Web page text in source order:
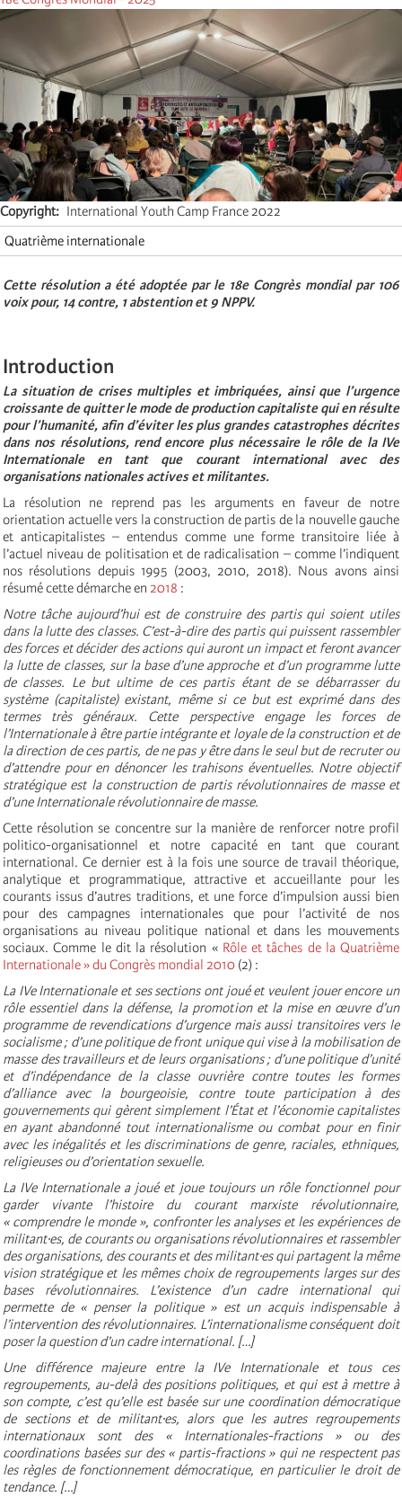
Copyright
International Youth Camp France 2022
Quatrième internationale
Cette résolution a été adoptée par le 18e Congrès mondial par 106
voix pour, 14 contre, 1 abstention et 9 NPPV.
Introduction
La situation de crises multiples et imbriquées, ainsi que l’urgence
croissante de quitter le mode de production capitaliste qui en résulte
pour l’humanité, afin d’éviter les plus grandes catastrophes décrites
dans nos résolutions, rend encore plus nécessaire le rôle de la IVe
Internationale en tant que courant international avec des
organisations nationales actives et militantes.
La résolution ne reprend pas les arguments en faveur de notre
orientation actuelle vers la construction de partis de la nouvelle gauche
et anticapitalistes – entendus comme une forme transitoire liée à
l’actuel niveau de politisation et de radicalisation – comme l’indiquent
nos résolutions depuis 1995 (2003, 2010, 2018). Nous avons ainsi
résumé cette démarche en 2018 :
Notre tâche aujourd’hui est de construire des partis qui soient utiles
dans la lutte des classes. C’est-à-dire des partis qui puissent rassembler
des forces et décider des actions qui auront un impact et feront avancer
la lutte de classes, sur la base d’une approche et d’un programme lutte
de classes. Le but ultime de ces partis étant de se débarrasser du
système (capitaliste) existant, même si ce but est exprimé dans des
termes très généraux. Cette perspective engage les forces de
l’Internationale à être partie intégrante et loyale de la construction et de
la direction de ces partis, de ne pas y être dans le seul but de recruter ou
d’attendre pour en dénoncer les trahisons éventuelles. Notre objectif
stratégique est la construction de partis révolutionnaires de masse et
d’une Internationale révolutionnaire de masse.
Cette résolutionse concentre sur la manière de renforcer notre profil
politico-organisationnel et notre capacité en tant que courant
international. Ce dernier est à la fois une source de travail théorique,
analytique et programmatique, attractive et accueillante pour les
courants issus d’autres traditions, et une force d’impulsion aussi bien
pour des campagnes internationales que pour l’activité de nos
organisations au niveau politique national et dans les mouvements
sociaux. Comme le dit la résolution « Rôle et tâches de la Quatrième
Internationale » du Congrès mondial 2010 (2) :
La IVe Internationale et ses sections ont joué et veulent jouer encore un
rôle essentiel dans la défense, la promotion et la mise en œuvre d’un
programme de revendications d’urgence mais aussi transitoires vers le
socialisme ; d’une politique de front unique qui vise à la mobilisation de
masse des travailleurs et de leurs organisations ; d’une politique d’unité
et d’indépendance de la classe ouvrière contre toutes les formes
d’alliance avec la bourgeoisie, contre toute participation à des
gouvernements qui gèrent simplement l’État et l’économie capitalistes
en ayant abandonné tout internationalisme ou combat pour en finir
avec les inégalités et les discriminations de genre, raciales, ethniques,
religieuses ou d’orientation sexuelle.
La IVe Internationale a joué et joue toujours un rôle fonctionnel pour
garder vivante l’histoire du courant marxiste révolutionnaire,
« comprendre le monde », confronter les analyses et les expériences de
militant·es, de courants ou organisations révolutionnaires et rassembler
des organisations, des courants et des militant·es qui partagent la même
vision stratégique et les mêmes choix de regroupements larges sur des
bases révolutionnaires. L’existence d’un cadre international qui
permette de « penser la politique » est un acquis indispensable à
l’intervention des révolutionnaires. L’internationalisme conséquent doit
poser la question d’un cadre international. […]
Une différence majeure entre la IVe Internationale et tous ces
regroupements, au-delà des positions politiques, et qui est à mettre à
son compte, c’est qu’elle est basée sur une coordination démocratique
de sections et de militant·es, alors que les autres regroupements
internationaux sont des « Internationales-fractions » ou des
coordinations basées sur des « partis-fractions » qui ne respectent pas
les règles de fonctionnement démocratique, en particulier le droit de
tendance. […]